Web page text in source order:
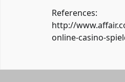
References:
http://
online-casino-